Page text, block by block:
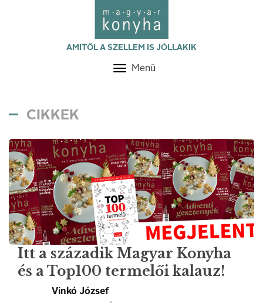
AMITŐL A SZELLEM IS JÓLLAKIK
Toggle
Menü
CIKKEK
Itt a századik Magyar Konyha
és a Top100 termelői kalauz!
Vinkó József